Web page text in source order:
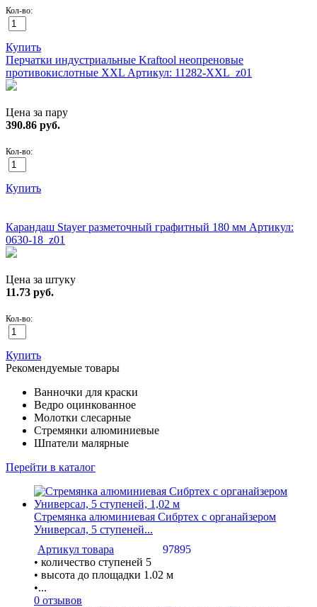
Кол-во:
Купить
Перчатки индустриальные Kraftool неопреновые
противокислотные XXL Артикул: 11282-XXL_z01
Цена за пару
390.86 руб.
Кол-во:
Купить
Карандаш Stayer разметочный графитный 180 мм Артикул:
0630-18_z01
Цена за штуку
11.73 руб.
Кол-во:
Купить
Рекомендуемые товары
Ванночки для краски
Ведро оцинкованное
Молотки слесарные
Стремянки алюминиевые
Шпатели малярные
Перейти в каталог
Стремянка алюминиевая Сибртех с органайзером
Универсал, 5 ступеней...
Артикул товара
97895
• количество ступеней 5
• высота до площадки 1.02 м
•...
0 отзывов